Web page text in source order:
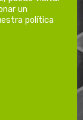
un
política